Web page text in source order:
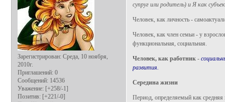
Зарегистрирован: Среда, 10 ноября,
2010г.
Приглашений: 0
Сообщений: 14536
Уважение: [+258/-1]
Позитив: [+221/-0]
супруг или родитель) и Я как
Человек, как личность -
Человек, как член семьи - у
функциональная, социальная.
Человек, как работник -
развития.
Середина жизни
Период, определяемый как средняя